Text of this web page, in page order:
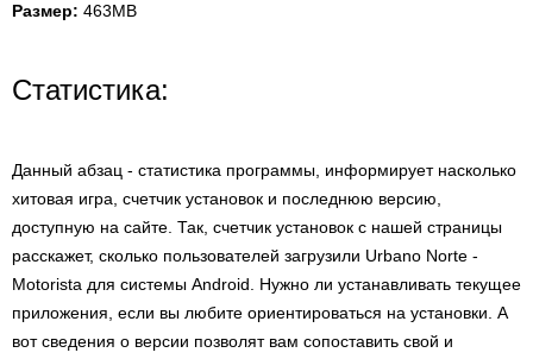
Размер: 463MB
Статистика:
Данный абзац - статистика программы, информирует насколько
хитовая игра, счетчик установок и последнюю версию,
доступную на сайте. Так, счетчик установок с нашей страницы
расскажет, сколько пользователей загрузили Urbano Norte -
Motorista для системы Android. Нужно ли устанавливать текущее
приложения, если вы любите ориентироваться на установки. А
вот сведения о версии позволят вам сопоставить свой и